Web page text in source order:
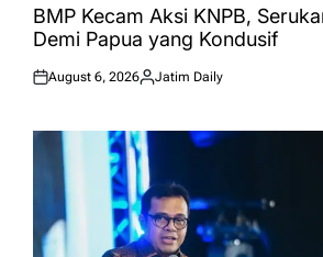
IN
BMP Kecam Aksi KNPB,
Demi Papua yang Kondusif
Posted
August 6, 2026
Posted
Jatim Daily